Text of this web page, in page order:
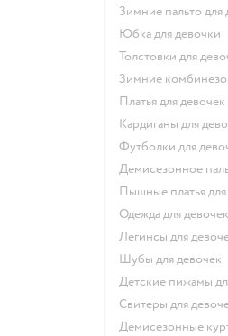
Зимние пальто для
Юбка для девочки
Толстовки для
Зимние
Платья для
Кардиганы для
Футболки для
Демисезонное
Пышные платья
Одежда для девочек
Легинсы для
Шубы для девочек
Детские пижамы
Свитеры для
Демисезонные